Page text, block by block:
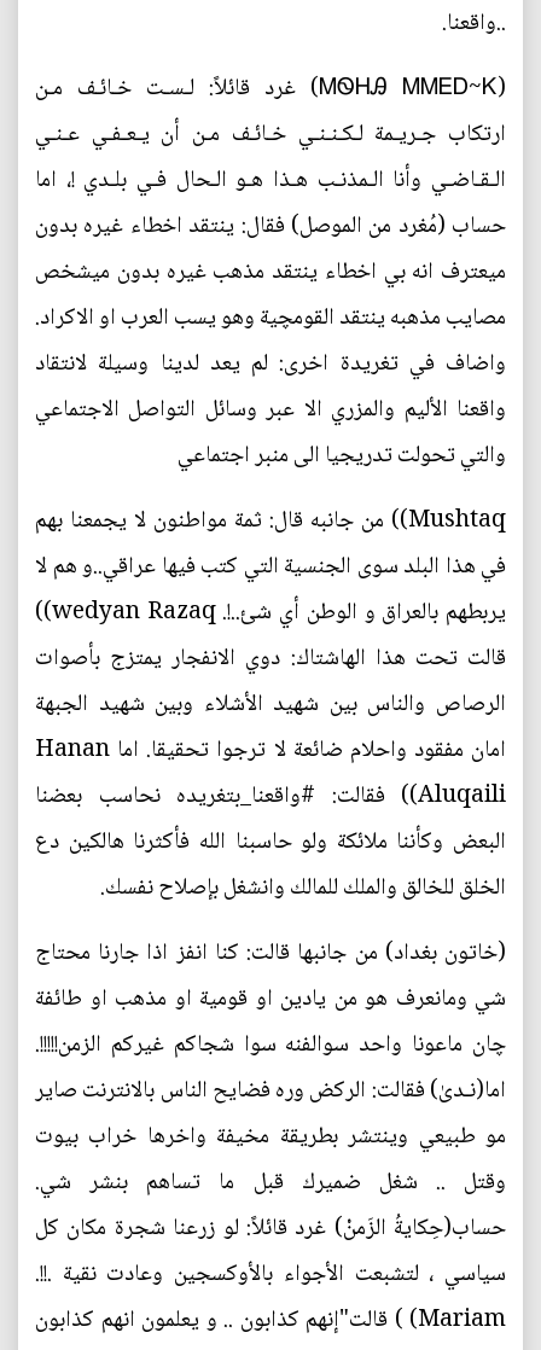
..واقعنا.
(ᎷᏫᎻᎯ ᎷᎷᎬᎠ~Ꮶ‏) غرد قائلاً: لـسـت خـائـف مـن
ارتكاب جـريـمة لـكـنـنـي خـائـف مـن أن يـعـفـي عـنـي
الـقـاضـي وأنا الـمذنـب هـذا هـو الـحال فـي بلـدي !، اما
حساب (مُغرد من الموصل) فقال: ينتقد اخطاء غيره بدون
ميعترف انه بي اخطاء ينتقد مذهب غيره بدون ميشخص
مصايب مذهبه ينتقد القومچية وهو يسب العرب او الاكراد.
واضاف في تغريدة اخرى: لم يعد لدينا وسيلة لانتقاد
واقعنا الأليم والمزري الا عبر وسائل التواصل الاجتماعي
والتي تحولت تدريجيا الى منبر اجتماعي
Mushtaq)‏) من جانبه قال: ثمة مواطنون لا يجمعنا بهم
في هذا البلد سوى الجنسية التي كتب فيها عراقي..و هم لا
يربطهم بالعراق و الوطن أي شئ..!. wedyan Razaq)‏)
قالت تحت هذا الهاشتاك: دوي الانفجار يمتزج بأصوات
الرصاص والناس بين شهيد الأشلاء وبين شهيد الجبهة
امان مفقود واحلام ضائعة لا ترجوا تحقيقا. اما Hanan
Aluqaili)‏) فقالت: #واقعنا_بتغريده نحاسب بعضنا
البعض وكأننا ملائكة ولو حاسبنا الله فأكثرنا هالكين دع
الخلق للخالق والملك للمالك وانشغل بإصلاح نفسك.
(خاتون بغداد‏) من جانبها قالت: كنا انفز اذا جارنا محتاج
شي ومانعرف هو من يادين او قومية او مذهب او طائفة
چان ماعونا واحد سوالفنه سوا شجاكم غيركم الزمن!!!!!.
اما(نـدىٰ) فقالت: الركض وره فضايح الناس بالانترنت صاير
مو طبيعي وينتشر بطريقة مخيفة واخرها خراب بيوت
وقتل .. شغل ضميرك قبل ما تساهم بنشر شي.
حساب(حِكايةُ الزَمنْ)‏ غرد قائلاً: لو زرعنا شجرة مكان كل
سياسي ، لتشبعت الأجواء بالأوكسجين وعادت نقية .!!.
Mariam) ‏) قالت"إنهم كذابون .. و يعلمون انهم كذابون